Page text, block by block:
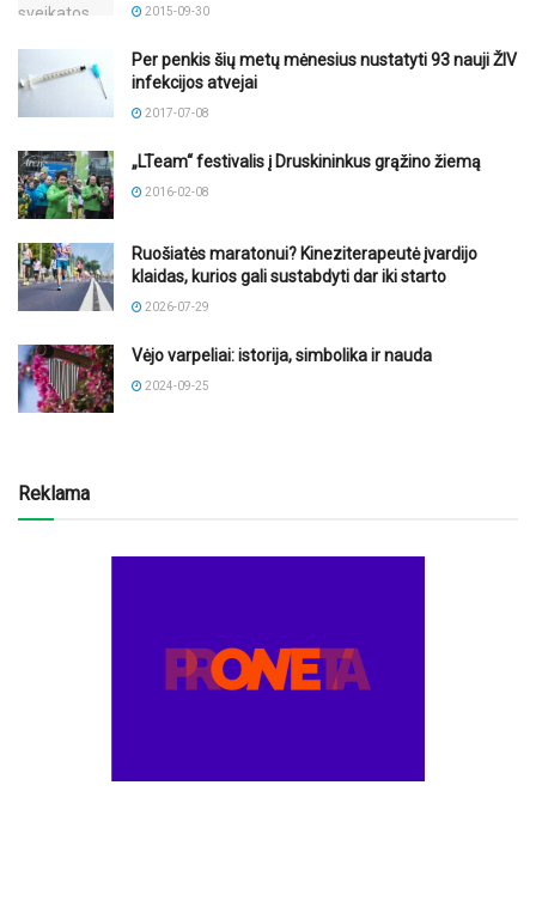
2015-09-30
Per penkis šių metų mėnesius nustatyti 93 nauji ŽIV
infekcijos atvejai
2017-07-08
„LTeam“ festivalis į Druskininkus grąžino žiemą
2016-02-08
Ruošiatės maratonui? Kineziterapeutė įvardijo
klaidas, kurios gali sustabdyti dar iki starto
2026-07-29
Vėjo varpeliai: istorija, simbolika ir nauda
2024-09-25
Reklama